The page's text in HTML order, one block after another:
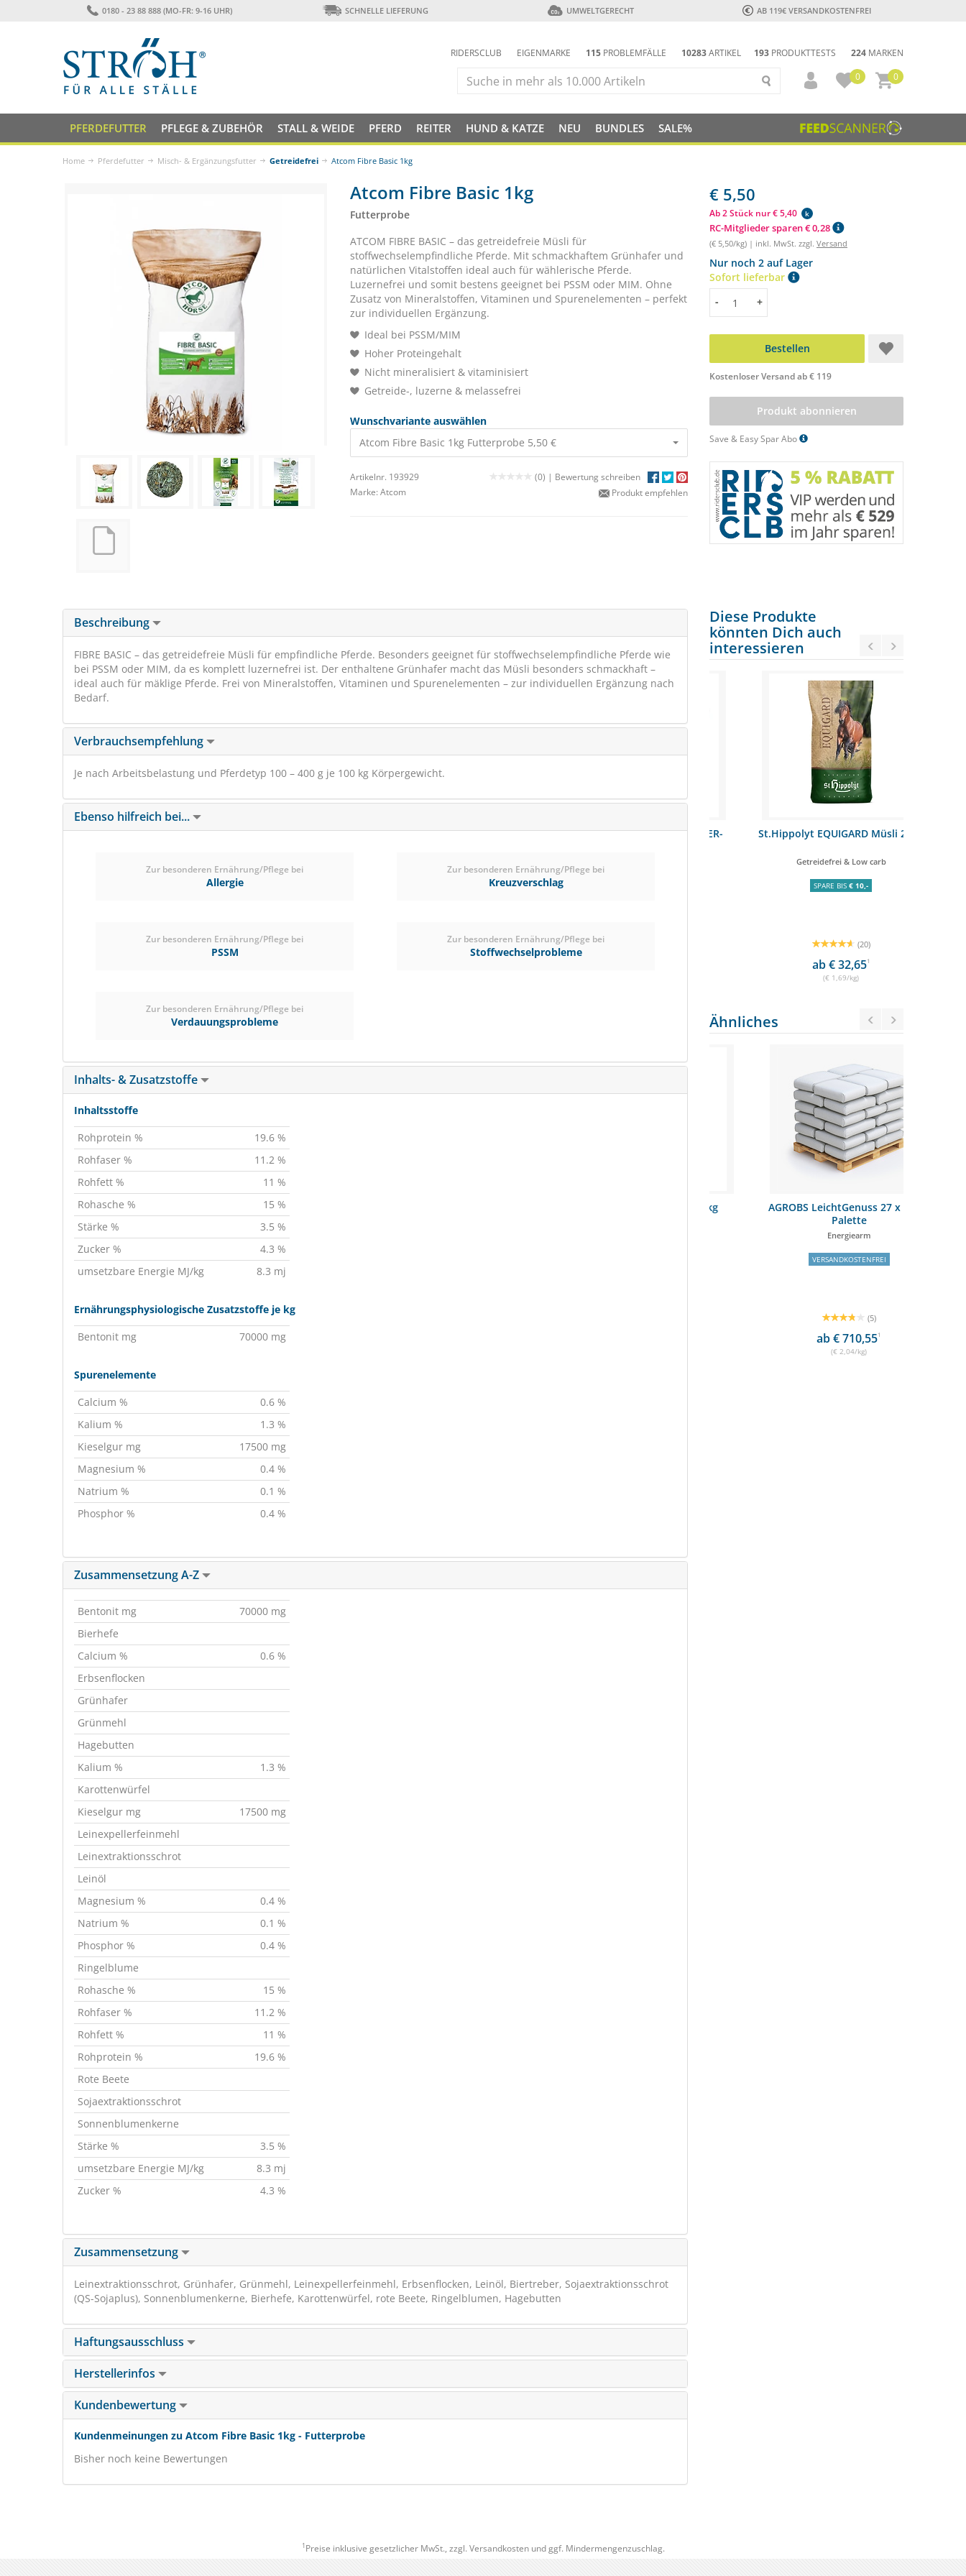
0180 - 23 88 888 (MO-FR: 9-16 UHR) SCHNELLE LIEFERUNG UMWELTGERECHT AB 119€ VERSANDKOSTENFREI
193 PRODUKTTESTS 224 MARKEN
RIDERSCLUB EIGENMARKE 115 PROBLEMFÄLLE 10283ARTIKEL
0
0
PFERDEFUTTER PFLEGE & ZUBEHÖR STALL & WEIDE PFERD REITER HUND & KATZE NEU BUNDLES SALE%
Home Pferdefutter Misch- & Ergänzungsfutter Getreidefrei Atcom Fibre Basic 1kg
Atcom Fibre Basic 1kg
Futterprobe
ATCOM FIBRE BASIC – das getreidefreie Müsli für
stoffwechselempfindliche Pferde. Mit schmackhaftem Grünhafer und
natürlichen Vitalstoffen ideal auch für wählerische Pferde.
Luzernefrei und somit bestens geeignet bei PSSM oder MIM. Ohne
Zusatz von Mineralstoffen, Vitaminen und Spurenelementen – perfekt
zur individuellen Ergänzung.
Ideal bei PSSM/MIM
Hoher Proteingehalt
Nicht mineralisiert & vitaminisiert
Getreide-, luzerne & melassefrei
Wunschvariante auswählen
Atcom Fibre Basic 1kg Futterprobe 5,50 €
Artikelnr. 193929 (0) | Bewertung schreiben
Marke: Atcom Produkt empfehlen
€ 5,50
Ab 2 Stück nur € 5,40 k
RC-Mitglieder sparen € 0,28
(€ 5,50/kg) | inkl. MwSt. zzgl. Versand
Nur noch 2 auf Lager
Sofort lieferbar
Menge
- +
Bestellen
Kostenloser Versand ab € 119
Produkt abonnieren
Save & Easy Spar Abo
Beschreibung
FIBRE BASIC – das getreidefreie Müsli für empfindliche Pferde. Besonders geeignet für stoffwechselempfindliche Pferde wie
bei PSSM oder MIM, da es komplett luzernefrei ist. Der enthaltene Grünhafer macht das Müsli besonders schmackhaft –
ideal auch für mäklige Pferde. Frei von Mineralstoffen, Vitaminen und Spurenelementen – zur individuellen Ergänzung nach
Bedarf.
Verbrauchsempfehlung
Je nach Arbeitsbelastung und Pferdetyp 100 – 400 g je 100 kg Körpergewicht.
Ebenso hilfreich bei...
Zur besonderen Ernährung/Pflege bei
Allergie
Zur besonderen Ernährung/Pflege bei
Kreuzverschlag
Zur besonderen Ernährung/Pflege bei
PSSM
Zur besonderen Ernährung/Pflege bei
Stoffwechselprobleme
Zur besonderen Ernährung/Pflege bei
Verdauungsprobleme
Inhalts- & Zusatzstoffe
Inhaltsstoffe
Rohprotein %
19.6 %
Rohfaser %
11.2 %
Rohfett %
11 %
Rohasche %
15 %
Stärke %
3.5 %
Zucker %
4.3 %
umsetzbare Energie MJ/kg
8.3 mj
Ernährungsphysiologische Zusatzstoffe je kg
Bentonit mg
70000 mg
Spurenelemente
Calcium %
0.6 %
Kalium %
1.3 %
Kieselgur mg
17500 mg
Magnesium %
0.4 %
Natrium %
0.1 %
Phosphor %
0.4 %
Zusammensetzung A-Z
Bentonit mg
70000 mg
Bierhefe
Calcium %
0.6 %
Erbsenflocken
Grünhafer
Grünmehl
Hagebutten
Kalium %
1.3 %
Karottenwürfel
Kieselgur mg
17500 mg
Leinexpellerfeinmehl
Leinextraktionsschrot
Leinöl
Magnesium %
0.4 %
Natrium %
0.1 %
Phosphor %
0.4 %
Ringelblume
Rohasche %
15 %
Rohfaser %
11.2 %
Rohfett %
11 %
Rohprotein %
19.6 %
Rote Beete
Sojaextraktionsschrot
Sonnenblumenkerne
Stärke %
3.5 %
umsetzbare Energie MJ/kg
8.3 mj
Zucker %
4.3 %
Zusammensetzung
Leinextraktionsschrot, Grünhafer, Grünmehl, Leinexpellerfeinmehl, Erbsenflocken, Leinöl, Biertreber, Sojaextraktionsschrot
(QS-Sojaplus), Sonnenblumenkerne, Bierhefe, Karottenwürfel, rote Beete, Ringelblumen, Hagebutten
Haftungsausschluss
Herstellerinfos
Kundenbewertung
Kundenmeinungen zu Atcom Fibre Basic 1kg - Futterprobe
Bisher noch keine Bewertungen
Diese Produkte
könnten Dich auch
interessieren
St.Hippolyt GEMÜSE-KRÄUTER-
St.Hippolyt EQUIGARD Müsli 20kg
Getreidefrei & Low carb
SPARE BIS€ 10,-
(20)
ab € 32,651
(€ 1,69/kg)
Ähnliches
AGROBS LeichtGenuss 27 x 15 kg
Energiearm
VERSANDKOSTENFREI
(5)
ab € 710,551
1 Preise inklusive gesetzlicher MwSt., zzgl. Versandkostenund ggf. Mindermengenzuschlag.